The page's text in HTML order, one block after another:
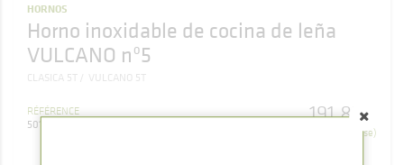
HORNOS
Horno inoxidable de cocina de leña
VULCANO nº5
CLASICA 5T VULCANO 5T
RÉFÉRENCE
501300000672
191,82 €
(TVA comprise)